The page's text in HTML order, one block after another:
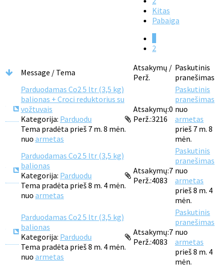
Kitas
Pabaiga
2
Message / Tema
Atsakymų /
Perž.
Paskutinis
pranešimas
Parduodamas Co2 5 ltr (3,5 kg)
balionas + Croci reduktorius su
vožtuvais
Kategorija: Parduodu
Tema pradėta prieš 7 m. 8 mėn.
nuo armetas
Atsakymų:0
Perž.:3216
Paskutinis
pranešimas
nuo
armetas
prieš 7 m. 8
mėn.
Parduodamas Co2 5 ltr (3,5 kg)
balionas
Kategorija: Parduodu
Tema pradėta prieš 8 m. 4 mėn.
nuo armetas
Atsakymų:7
Perž.:4083
Paskutinis
pranešimas
nuo
armetas
prieš 8 m. 4
mėn.
Parduodamas Co2 5 ltr (3,5 kg)
balionas
Kategorija: Parduodu
Tema pradėta prieš 8 m. 4 mėn.
nuo armetas
Atsakymų:7
Perž.:4083
Paskutinis
pranešimas
nuo
armetas
prieš 8 m. 4
mėn.